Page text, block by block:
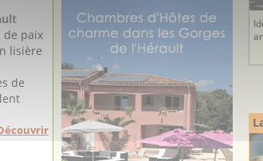
de paix
lisière
de